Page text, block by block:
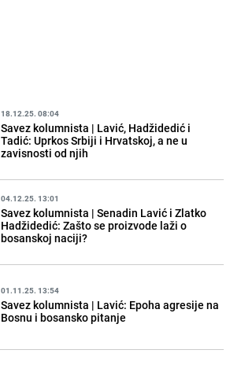
18.12.25. 08:04
Savez kolumnista | Lavić, Hadžidedić i
Tadić: Uprkos Srbiji i Hrvatskoj, a ne u
zavisnosti od njih
04.12.25. 13:01
Savez kolumnista | Senadin Lavić i Zlatko
Hadžidedić: Zašto se proizvode laži o
bosanskoj naciji?
01.11.25. 13:54
Savez kolumnista | Lavić: Epoha agresije na
Bosnu i bosansko pitanje